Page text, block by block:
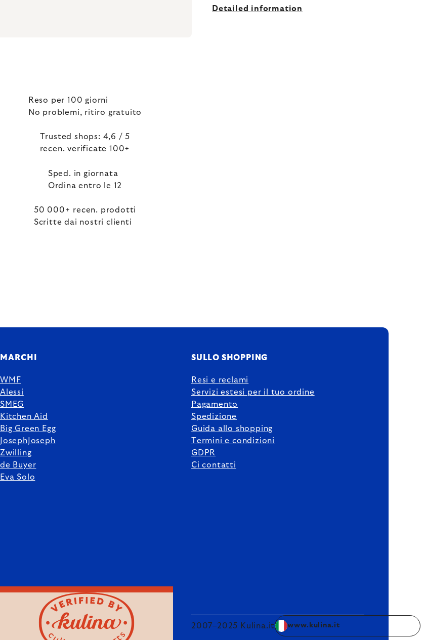
Detailed information
Reso per 100 giorni
No problemi, ritiro gratuito
Trusted shops: 4,6 / 5
recen. verificate 100+
Sped. in giornata
Ordina entro le 12
50 000+ recen. prodotti
Scritte dai nostri clienti
MARCHI
WMF
Alessi
SMEG
Kitchen Aid
Big Green Egg
JosephJoseph
Zwilling
de Buyer
Eva Solo
SULLO SHOPPING
Resi e reclami
Servizi estesi per il tuo ordine
Pagamento
Spedizione
Guida allo shopping
Termini e condizioni
GDPR
Ci contatti
2007–2025 Kulina.it www.kulina.it